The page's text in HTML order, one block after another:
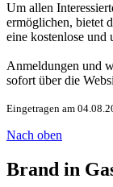
Um allen
ermöglichen, bietet
eine kostenlose und
Anmeldungen und
sofort über die
Eingetragen am
Nach oben
Brand in